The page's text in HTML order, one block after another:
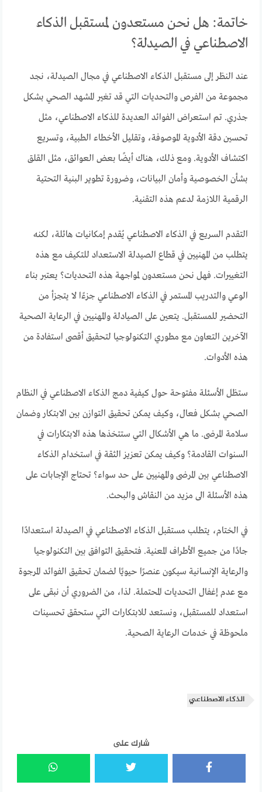
خاتمة: هل نحن مستعدون لمستقبل الذكاء
الاصطناعي في الصيدلة؟
عند النظر إلى مستقبل الذكاء الاصطناعي في مجال الصيدلة، نجد
مجموعة من الفرص والتحديات التي قد تغير المشهد الصحي بشكل
جذري. تم استعراض الفوائد العديدة للذكاء الاصطناعي، مثل
تحسين دقة الأدوية الموصوفة، وتقليل الأخطاء الطبية، وتسريع
اكتشاف الأدوية. ومع ذلك، هناك أيضًا بعض العوائق، مثل القلق
بشأن الخصوصية وأمان البيانات، وضرورة تطوير البنية التحتية
الرقمية اللازمة لدعم هذه التقنية.
التقدم السريع في الذكاء الاصطناعي يُقدم إمكانيات هائلة، لكنه
يتطلب من المهنيين في قطاع الصيدلة الاستعداد للتكيف مع هذه
التغييرات. فهل نحن مستعدون لمواجهة هذه التحديات؟ يعتبر بناء
الوعي والتدريب المستمر في الذكاء الاصطناعي جزءًا لا يتجزأ من
التحضير للمستقبل. يتعين على الصيادلة والمهنيين في الرعاية الصحية
الآخرين التعاون مع مطوري التكنولوجيا لتحقيق أقصى استفادة من
هذه الأدوات.
ستظل الأسئلة مفتوحة حول كيفية دمج الذكاء الاصطناعي في النظام
الصحي بشكل فعال، وكيف يمكن تحقيق التوازن بين الابتكار وضمان
سلامة المرضى. ما هي الأشكال التي ستتخذها هذه الابتكارات في
السنوات القادمة؟ وكيف يمكن تعزيز الثقة في استخدام الذكاء
الاصطناعي بين المرضى والمهنيين على حد سواء؟ تحتاج الإجابات على
هذه الأسئلة الى مزيد من النقاش والبحث.
في الختام، يتطلب مستقبل الذكاء الاصطناعي في الصيدلة استعدادًا
جادًا من جميع الأطراف المعنية. فتحقيق التوافق بين التكنولوجيا
والرعاية الإنسانية سيكون عنصرًا حيويًا لضمان تحقيق الفوائد المرجوة
مع عدم إغفال التحديات المحتملة. لذا، من الضروري أن نبقى على
استعداد للمستقبل، ونستعد للابتكارات التي ستحقق تحسينات
ملحوظة في خدمات الرعاية الصحية.
الذكاء الاصطناعي
شارك على